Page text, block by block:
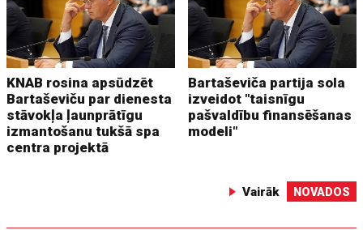
KNAB rosina apsūdzēt
Bartaševiču par dienesta
stāvokļa ļaunprātīgu
izmantošanu tukšā spa
centra projektā
Bartaševiča partija sola
izveidot "taisnīgu
pašvaldību finansēšanas
modeli"
Vairāk NOVADOS